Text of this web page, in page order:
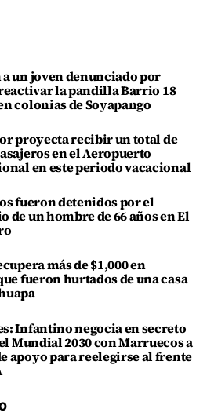
un joven denunciado por
la pandilla Barrio 18
colonias de Soyapango
proyecta recibir un total de
en el Aeropuerto
en este periodo vacacional
fueron detenidos por el
de un hombre de 66 años en El
más de $1,000 en
fueron hurtados de una casa
Infantino negocia en secreto
Mundial 2030 con Marruecos a
apoyo para reelegirse al frente